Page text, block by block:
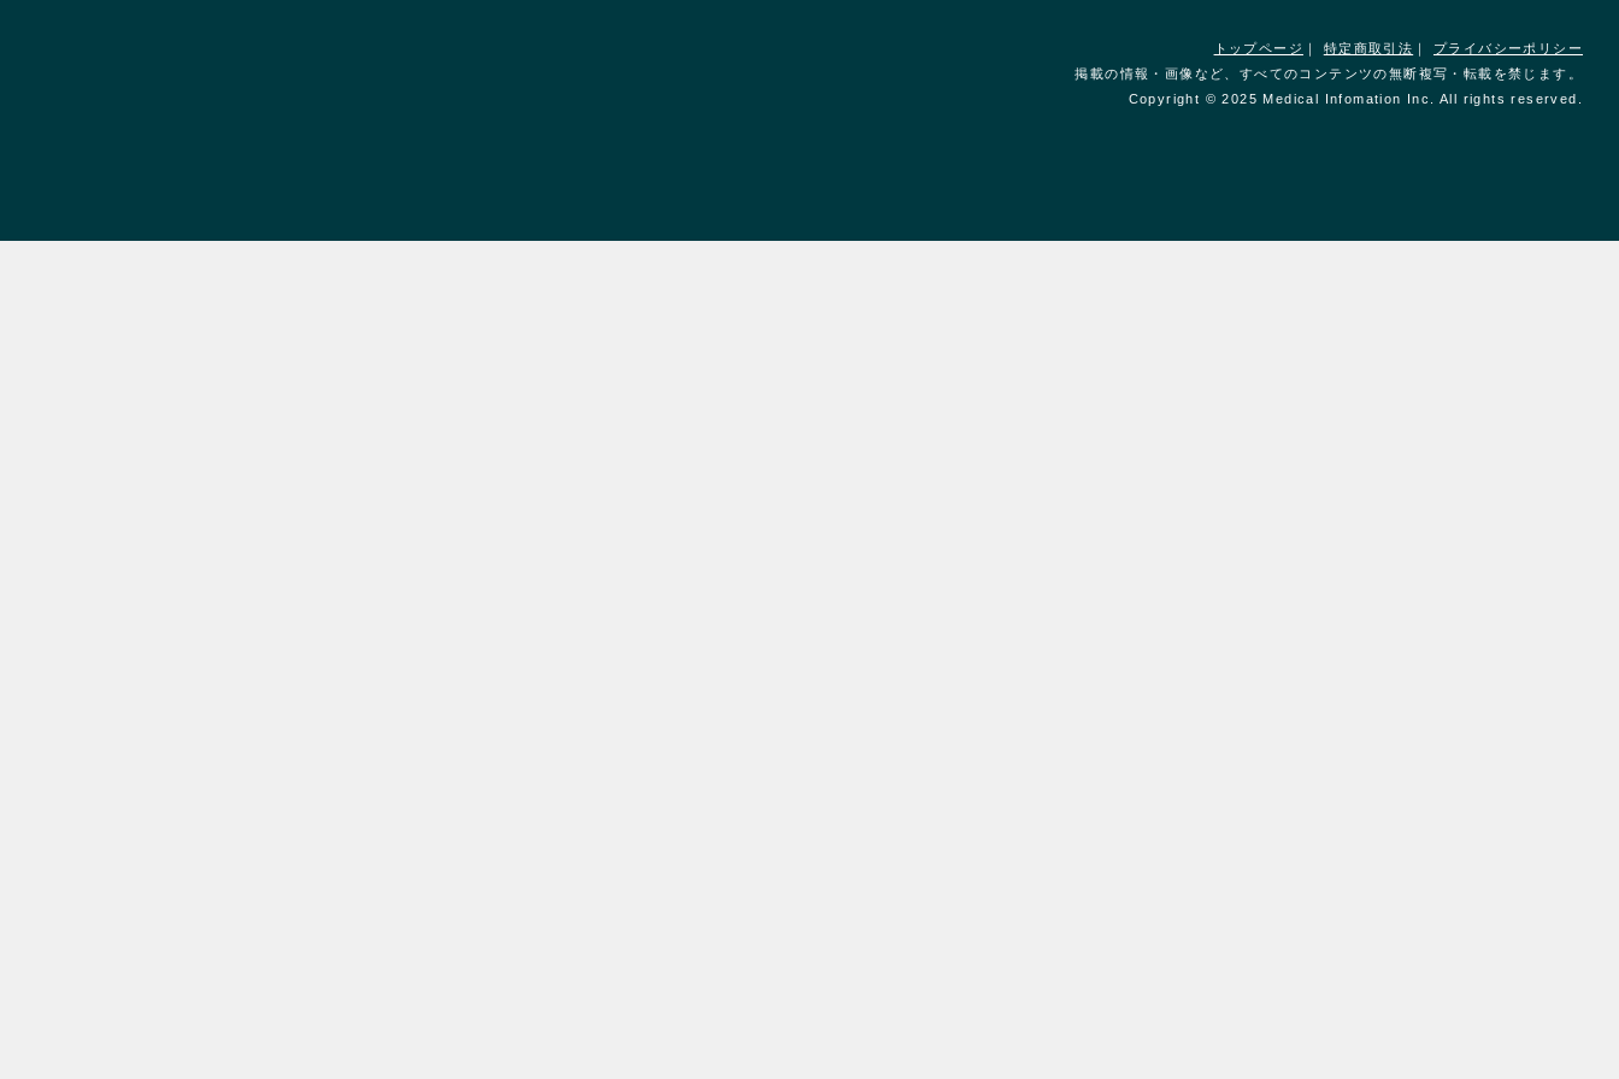
トップページ ｜ 特定商取引法 ｜ プライバシーポリシー
掲載の情報・画像など、すべてのコンテンツの無断複写・転載を禁じます。
Copyright © 2025 Medical Infomation Inc. All rights reserved.